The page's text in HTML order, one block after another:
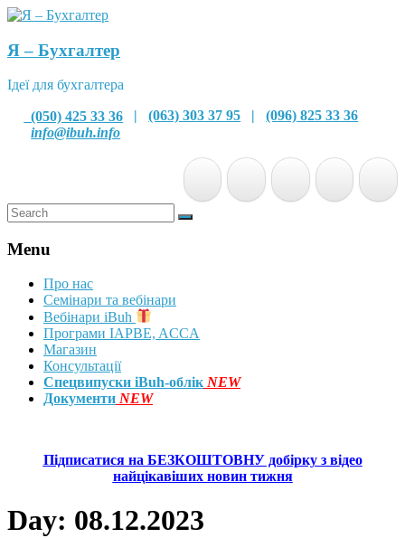
Я – Бухгалтер
Ідеї для бухгалтера
(050) 425 33 36 |(063) 303 37 95 |(096) 825 33 36
info@ibuh.info
Menu
Про нас
Семінари та вебінари
Вебінари iBuh
Програми IAPBE, ACCA
Магазин
Консультації
Спецвипуски iBuh-облік NEW
Документи NEW
Підписатися на БЕЗКОШТОВНУ добірку з відео
найцікавіших новин тижня
Day: 08.12.2023